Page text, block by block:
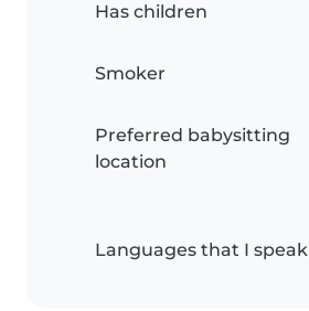
Has children
Smoker
Preferred babysitting
location
Languages that I speak